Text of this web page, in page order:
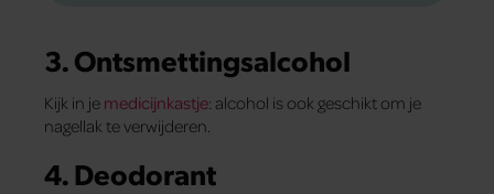
3. Ontsmettingsalcohol
Kijk in je medicijnkastje: alcohol is ook geschikt om je
nagellak te verwijderen.
4. Deodorant